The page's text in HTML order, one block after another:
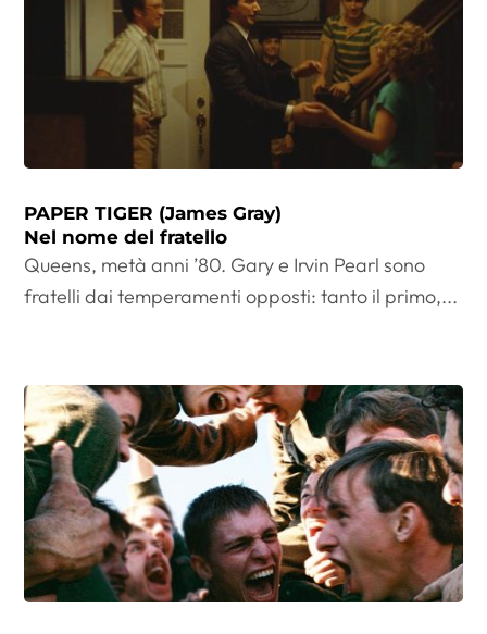
PAPER TIGER (James Gray)
Nel nome del fratello
Queens, metà anni ’80. Gary e Irvin Pearl sono
fratelli dai temperamenti opposti: tanto il primo,...